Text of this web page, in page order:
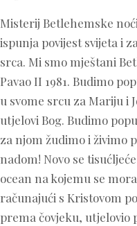
Misterij Betlehemske
ispunja povijest svijeta i
srca. Mi smo mještani
Pavao II 1981. Budimo
u svome srcu za Mariju i
utjelovi Bog. Budimo
za njom žudimo i živimo
nadom! Novo se
ocean na kojemu se
računajući s Kristovom
prema čovjeku, utjelovio